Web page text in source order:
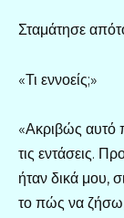
Σταμάτησε
«Τι εννοείς;»
«Ακριβώς αυτό
τις εντάσεις.
ήταν δικά μου,
το πώς να ζήσω,